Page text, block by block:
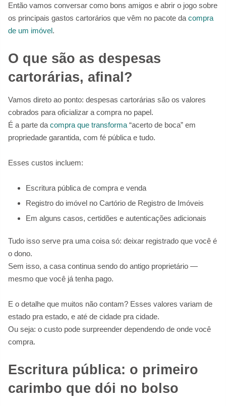
Então vamos conversar como bons amigos e abrir o jogo sobre
os principais gastos cartorários que vêm no pacote da compra
de um imóvel.
O que são as despesas
cartorárias, afinal?
Vamos direto ao ponto: despesas cartorárias são os valores
cobrados para oficializar a compra no papel.
É a parte da compra que transforma “acerto de boca” em
propriedade garantida, com fé pública e tudo.
Esses custos incluem:
Escritura pública de compra e venda
Registro do imóvel no Cartório de Registro de Imóveis
Em alguns casos, certidões e autenticações adicionais
Tudo isso serve pra uma coisa só: deixar registrado que você é
o dono.
Sem isso, a casa continua sendo do antigo proprietário —
mesmo que você já tenha pago.
E o detalhe que muitos não contam? Esses valores variam de
estado pra estado, e até de cidade pra cidade.
Ou seja: o custo pode surpreender dependendo de onde você
compra.
Escritura pública: o primeiro
carimbo que dói no bolso